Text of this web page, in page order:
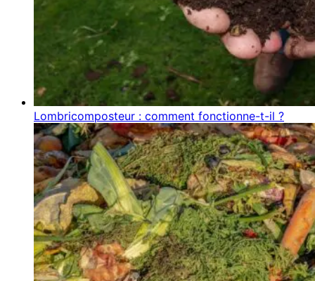
Lombricomposteur : comment fonctionne-t-il ?